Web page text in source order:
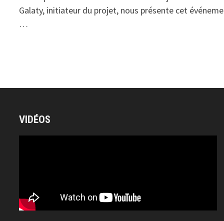
Galaty, initiateur du projet, nous présente cet
…
VIDÉOS